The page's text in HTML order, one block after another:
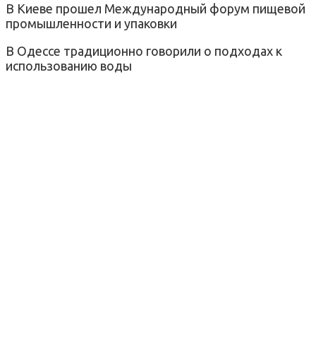
В Киеве прошел Международный форум пищевой
промышленности и упаковки
В Одессе традиционно говорили о подходах к
использованию воды